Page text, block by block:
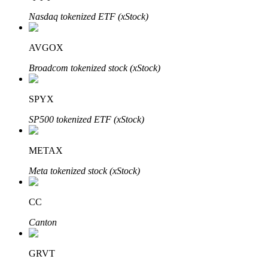
Krediler
Kripto destekli borçlanma hizmeti
Nasdaq tokenized ETF (xStock)
AVGOX
Broadcom tokenized stock (xStock)
SPYX
SP500 tokenized ETF (xStock)
METAX
Meta tokenized stock (xStock)
CC
Canton
GRVT